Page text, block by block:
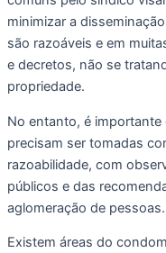
minimizar a
são razoáveis e em
e decretos, não se
propriedade.
No entanto, é importante
precisam ser tomadas
razoabilidade, com
públicos e das
aglomeração de pessoas.
Existem áreas do